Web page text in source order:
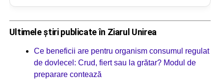
Ultimele știri publicate în Ziarul Unirea
Ce beneficii are pentru organism consumul regulat
de dovlecel: Crud, fiert sau la grătar? Modul de
preparare contează